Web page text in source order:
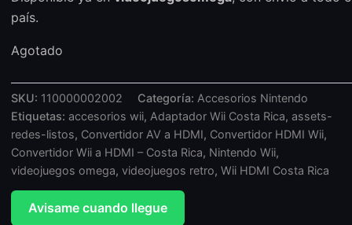
país.
Agotado
SKU: 110000002002 Categoría: Accesorios Nintendo
Etiquetas: accesorios wii, Adaptador Wii Costa Rica, assets-
redes-listos, Convertidor AV a HDMI, Convertidor HDMI Wii,
Convertidor Wii a HDMI – Costa Rica, Nintendo Wii,
videojuegos omega, videojuegos retro, Wii HDMI Costa Rica
Avisame cuando llegue